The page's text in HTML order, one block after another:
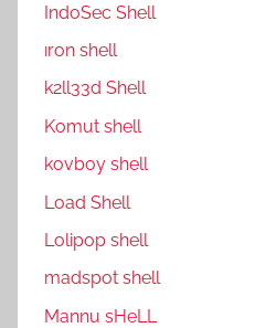
IndoSec Shell
ıron shell
k2ll33d Shell
Komut shell
kovboy shell
Load Shell
Lolipop shell
madspot shell
Mannu sHeLL